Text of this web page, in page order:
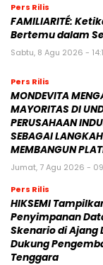
Pers Rilis
FAMILIARITÉ:
Bertemu dalam
Sabtu, 8 Agu 2026 -
Pers Rilis
MONDEVITA
MAYORITAS DI
PERUSAHAAN
SEBAGAI
MEMBANGUN
Jumat, 7 Agu 2026 -
Pers Rilis
HIKSEMI
Penyimpanan
Skenario di Ajang
Dukung
Tenggara